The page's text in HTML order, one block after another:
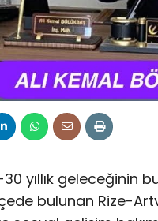
30 yıllık
bulunan Rize-